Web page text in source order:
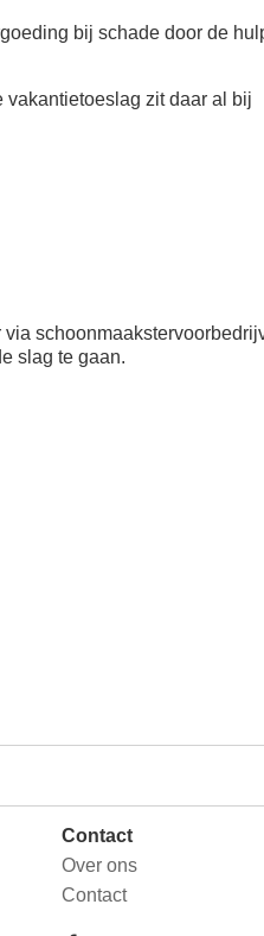
bij schade door de
vakantietoeslag zit daar al bij
slag te gaan.
Contact
Over ons
Contact